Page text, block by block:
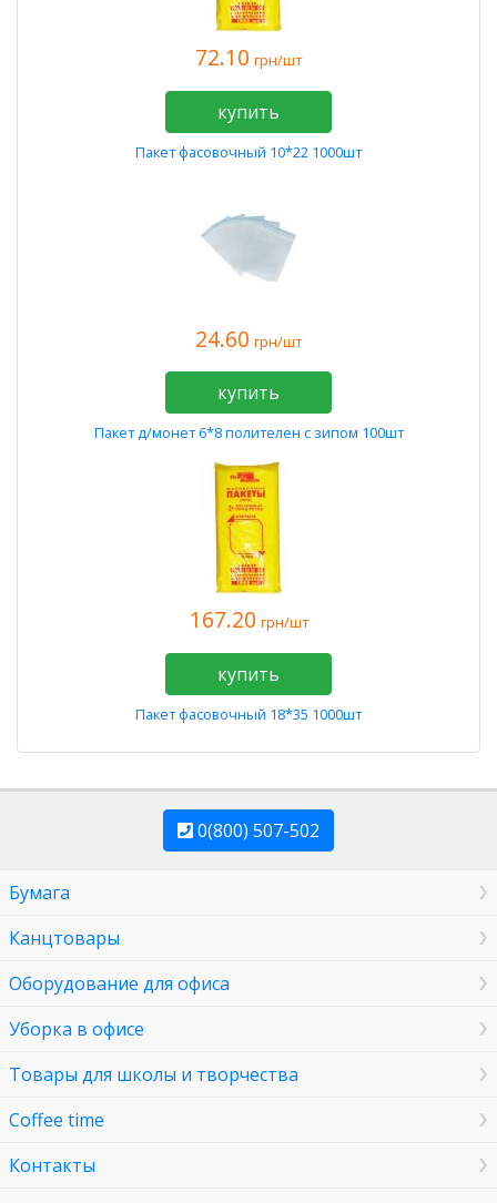
72.10 грн/шт
купить
Пакет фасовочный 10*22 1000шт
24.60 грн/шт
купить
Пакет д/монет 6*8 полителен с зипом 100шт
167.20 грн/шт
купить
Пакет фасовочный 18*35 1000шт
0(800) 507-502
Бумага
Канцтовары
Оборудование для офиса
Уборка в офисе
Товары для школы и творчества
Coffee time
Контакты